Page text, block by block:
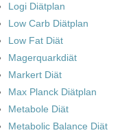
Logi Diätplan
Low Carb Diätplan
Low Fat Diät
Magerquarkdiät
Markert Diät
Max Planck Diätplan
Metabole Diät
Metabolic Balance Diät